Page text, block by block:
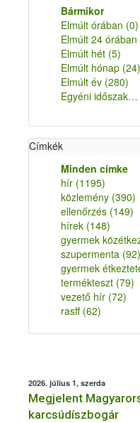
Bármikor
Elmúlt órában (0)
Elmúlt 24 órában
Elmúlt hét (5)
Elmúlt hónap (24)
Elmúlt év (280)
Egyéni időszak…
Címkék
Minden címke
hír (1195)
közlemény (390)
ellenőrzés (149)
hírek (148)
gyermek
szupermenta (92)
gyermek
termékteszt (79)
vezető hír (72)
rasff (62)
2026. július 1, szerda
Megjelent
karcsúdíszbogár